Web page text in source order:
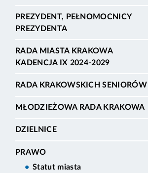
PREZYDENT, PEŁNOMOCNICY
PREZYDENTA
RADA MIASTA KRAKOWA
KADENCJA IX 2024-2029
RADA KRAKOWSKICH SENIORÓW
MŁODZIEŻOWA RADA KRAKOWA
DZIELNICE
PRAWO
Statut miasta